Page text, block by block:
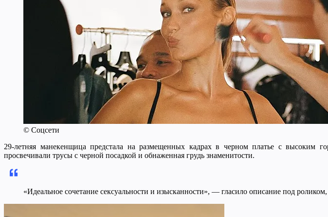
© Соцсети
29-летняя манекенщица предстала на размещенных кадрах в черном платье с высоким
просвечивали трусы с черной посадкой и обнаженная грудь знаменитости.
«Идеальное сочетание сексуальности и изысканности», — гласило описание под